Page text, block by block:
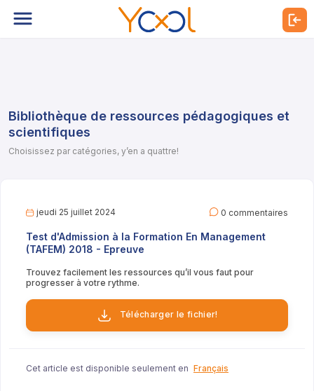
Bibliothèque de ressources pédagogiques et
scientifiques
Choisissez par catégories, y’en a quattre!
jeudi 25 juillet 2024 0 commentaires
Test d'Admission à la Formation En Management
(TAFEM) 2018 - Epreuve
Trouvez facilement les ressources qu’il vous faut pour
progresser à votre rythme.
Télécharger le fichier!
Cet article est disponible seulement en Français